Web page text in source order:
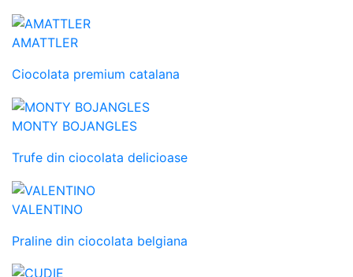
AMATTLER
Ciocolata premium catalana
MONTY BOJANGLES
Trufe din ciocolata delicioase
VALENTINO
Praline din ciocolata belgiana